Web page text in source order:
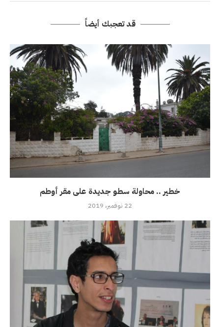
قد تعجبك أيضاً
خطير .. محاولة سطو جديدة على مقر أوطم
22 نوفمبر، 2019